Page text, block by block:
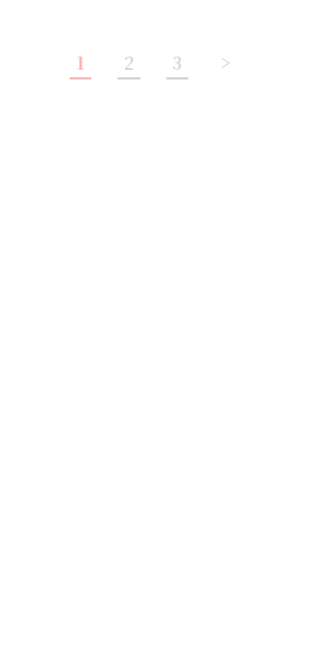
1 2 3 >